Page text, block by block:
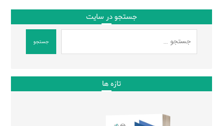
جستجو در سایت
جستجو
تازه ها